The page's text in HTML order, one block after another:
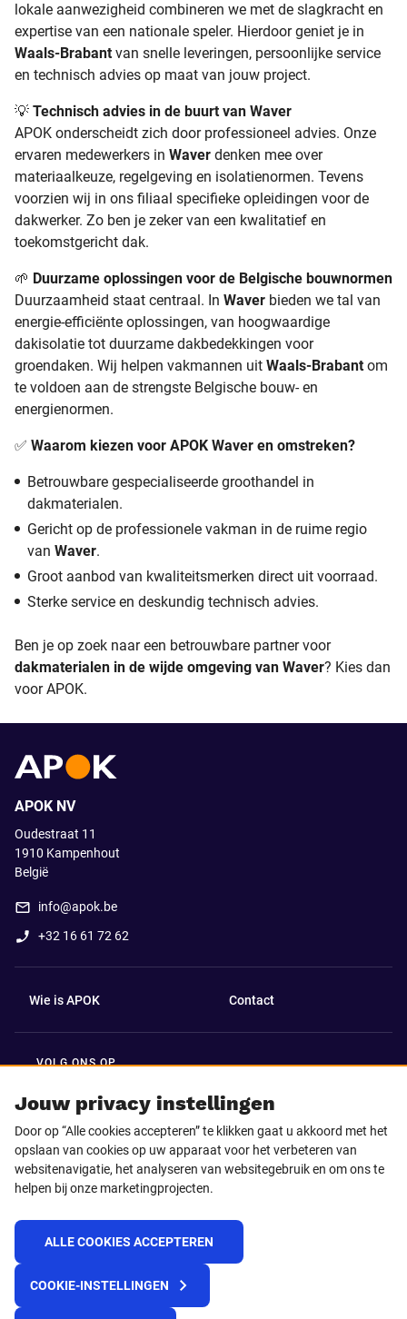
lokale aanwezigheid combineren we met de slagkracht en
expertise van een nationale speler. Hierdoor geniet je in
Waals-Brabant van snelle leveringen, persoonlijke service
en technisch advies op maat van jouw project.
💡 Technisch advies in de buurt van Waver
APOK onderscheidt zich door professioneel advies. Onze
ervaren medewerkers in Waver denken mee over
materiaalkeuze, regelgeving en isolatienormen. Tevens
voorzien wij in ons filiaal specifieke opleidingen voor de
dakwerker. Zo ben je zeker van een kwalitatief en
toekomstgericht dak.
🌱 Duurzame oplossingen voor de Belgische bouwnormen
Duurzaamheid staat centraal. In Waver bieden we tal van
energie-efficiënte oplossingen, van hoogwaardige
dakisolatie tot duurzame dakbedekkingen voor
groendaken. Wij helpen vakmannen uit Waals-Brabant om
te voldoen aan de strengste Belgische bouw- en
energienormen.
✅ Waarom kiezen voor APOK Waver en omstreken?
Betrouwbare gespecialiseerde groothandel in
dakmaterialen.
Gericht op de professionele vakman in de ruime regio
van Waver.
Groot aanbod van kwaliteitsmerken direct uit voorraad.
Sterke service en deskundig technisch advies.
Ben je op zoek naar een betrouwbare partner voor
dakmaterialen in de wijde omgeving van Waver? Kies dan
voor APOK.
Jouw privacy instellingen
Door op “Alle cookies accepteren” te klikken gaat u akkoord met het
opslaan van cookies op uw apparaat voor het verbeteren van
websitenavigatie, het analyseren van websitegebruik en om ons te
helpen bij onze marketingprojecten.
ALLE COOKIES ACCEPTEREN
COOKIE-INSTELLINGEN
APOK NV
Oudestraat 11
1910 Kampenhout
België
info@apok.be
+32 16 61 72 62
Wie is APOK Contact
VOLG ONS OP
Facebook
Instagram TikTok